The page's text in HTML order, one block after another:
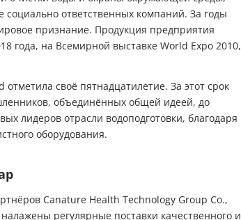
ответственных компаний. За годы
признание. Продукция предприятия
года, на Всемирной выставке World Expo 2010,
своё пятнадцатилетие. За этот срок
объединённых общей идеей, до
лидеров отрасли водоподготовки, благодаря
оборудования.
Canature Health Technology Group Co.,
регулярные поставки качественного и